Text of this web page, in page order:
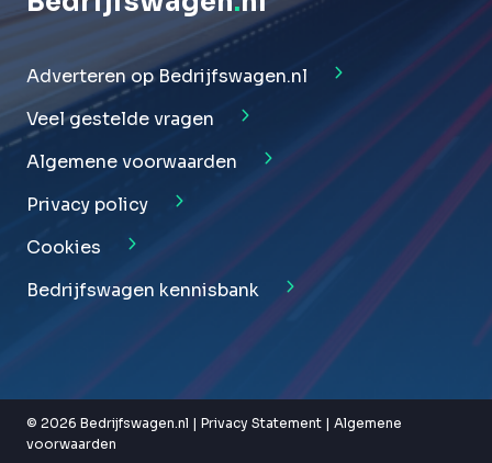
Adverteren op Bedrijfswagen.nl
Veel gestelde vragen
Algemene voorwaarden
Privacy policy
Cookies
Bedrijfswagen kennisbank
© 2026 Bedrijfswagen.nl | Privacy Statement | Algemene
voorwaarden